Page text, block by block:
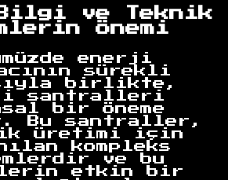
ve Teknik
Önemi
enerji
sürekli
birlikte,
santralleri
bir öneme
Bu santraller,
üretimi için
kompleks
ve bu
etkin bir